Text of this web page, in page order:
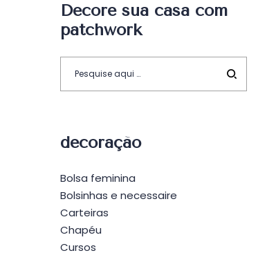
Decore sua casa com
patchwork
decoração
Bolsa feminina
Bolsinhas e necessaire
Carteiras
Chapéu
Cursos